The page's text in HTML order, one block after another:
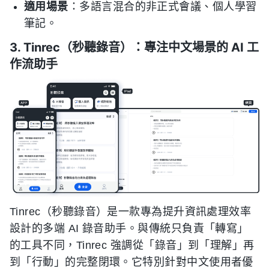
適用場景 ：多語言混合的非正式會議、個人學習
筆記。
3. Tinrec（秒聽錄音）：專注中文場景的 AI 工
作流助手
Tinrec（秒聽錄音）是一款專為提升資訊處理效率
設計的多端 AI 錄音助手。與傳統只負責「轉寫」
的工具不同，Tinrec 強調從「錄音」到「理解」再
到「行動」的完整閉環。它特別針對中文使用者優